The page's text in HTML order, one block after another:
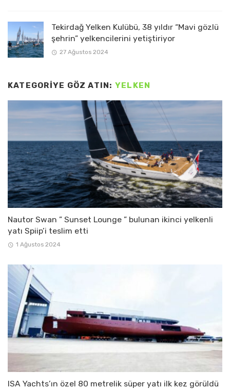
Tekirdağ Yelken Kulübü, 38 yıldır “Mavi gözlü
şehrin” yelkencilerini yetiştiriyor
27 Ağustos 2024
KATEGORIYE GÖZ ATIN: YELKEN
Nautor Swan ” Sunset Lounge ” bulunan ikinci yelkenli
yatı Spiip’i teslim etti
1 Ağustos 2024
ISA Yachts’ın özel 80 metrelik süper yatı ilk kez görüldü